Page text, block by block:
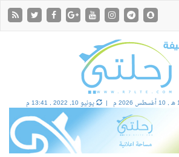
10 أغسطس 2026 م | يونيو 10, 2022 , 13:41 م